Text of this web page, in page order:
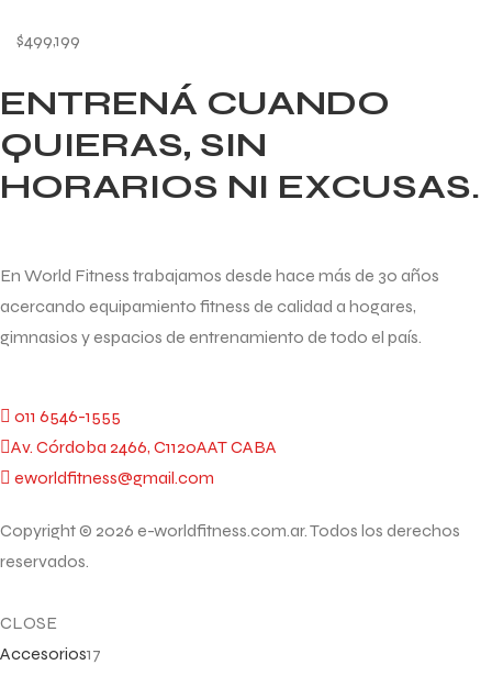
$499,199
ENTRENÁ CUANDO
QUIERAS, SIN
HORARIOS NI EXCUSAS.
En World Fitness trabajamos desde hace más de 30 años
acercando equipamiento fitness de calidad a hogares,
gimnasios y espacios de entrenamiento de todo el país.
011 6546-1555
Av. Córdoba 2466, C1120AAT CABA
eworldfitness@gmail.com
Copyright © 2026 e-worldfitness.com.ar. Todos los derechos
reservados.
CLOSE
Accesorios17